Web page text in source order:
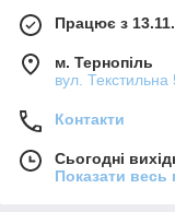
Працює з
м. Тернопіль
вул. Текстильна
Контакти
Сьогодні
Показати весь